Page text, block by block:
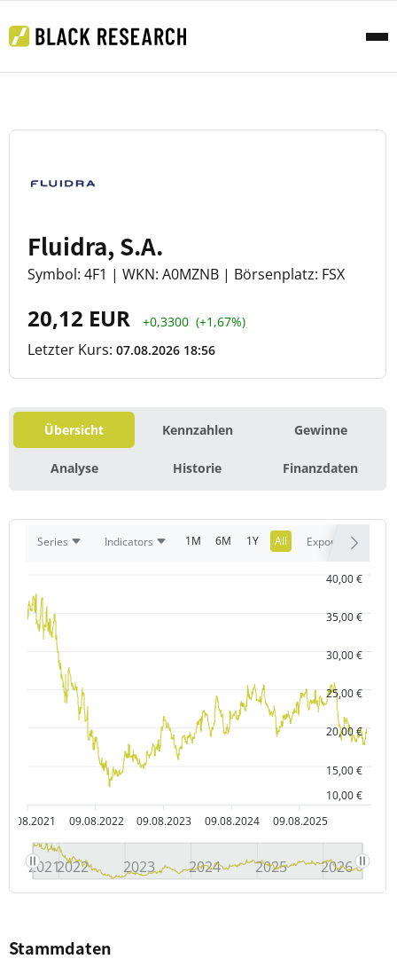
Fluidra, S.A.
Symbol: 4F1 | WKN: A0MZNB | Börsenplatz: FSX
20,12 EUR +0,3300 (+1,67%)
Letzter Kurs: 07.08.2026 18:56
Übersicht Kennzahlen Gewinne
Analyse Historie Finanzdaten
Series Indicators 1M 6M 1Y All Export
09.08.2021 09.08.2022 09.08.2023 09.08.2024 09.08.2025
10,00 €
15,00 €
20,00 €
25,00 €
30,00 €
35,00 €
40,00 €
20212022 2023 2024 2025 2026
Stammdaten